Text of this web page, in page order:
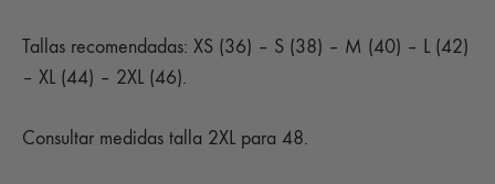
Tallas recomendadas: XS (36) – S (38) – M (40) – L (42)
– XL (44) – 2XL (46).
Consultar medidas talla 2XL para 48.